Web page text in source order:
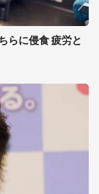
らに侵食 疲労と